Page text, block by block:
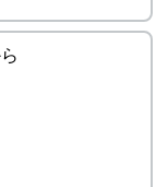
露・演奏
中でも、
ディーズ